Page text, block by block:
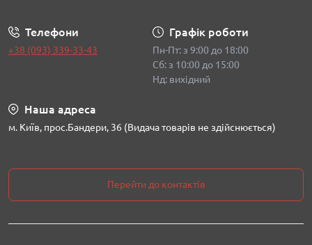
Телефони
+38 (093) 339-33-43
Графік роботи
Пн-Пт: з 9:00 до 18:00
Сб: з 10:00 до 15:00
Нд: вихідний
Наша адреса
м. Київ, прос.Бандери, 36 (Видача товарів не здійснюється)
Перейти до контактів